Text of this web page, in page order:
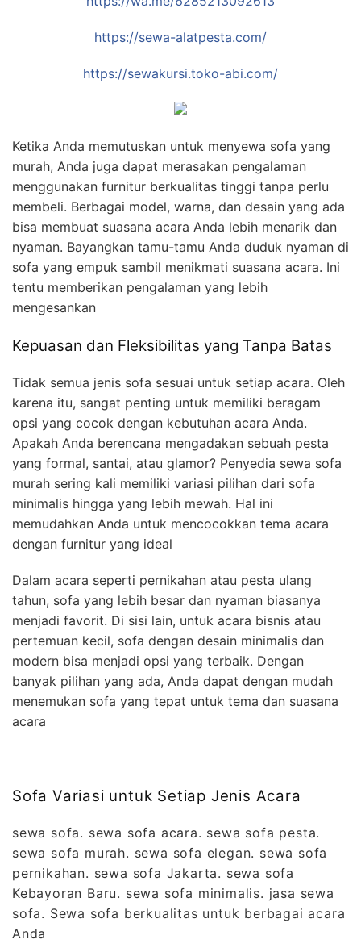
https://sewa-alatpesta.com/
https://sewakursi.toko-abi.com/
Ketika Anda memutuskan untuk menyewa sofa yang
murah, Anda juga dapat merasakan pengalaman
menggunakan furnitur berkualitas tinggi tanpa perlu
membeli. Berbagai model, warna, dan desain yang ada
bisa membuat suasana acara Anda lebih menarik dan
nyaman. Bayangkan tamu-tamu Anda duduk nyaman di
sofa yang empuk sambil menikmati suasana acara. Ini
tentu memberikan pengalaman yang lebih
mengesankan
Kepuasan dan Fleksibilitas yang Tanpa Batas
Tidak semua jenis sofa sesuai untuk setiap acara. Oleh
karena itu, sangat penting untuk memiliki beragam
opsi yang cocok dengan kebutuhan acara Anda.
Apakah Anda berencana mengadakan sebuah pesta
yang formal, santai, atau glamor? Penyedia sewa sofa
murah sering kali memiliki variasi pilihan dari sofa
minimalis hingga yang lebih mewah. Hal ini
memudahkan Anda untuk mencocokkan tema acara
dengan furnitur yang ideal
Dalam acara seperti pernikahan atau pesta ulang
tahun, sofa yang lebih besar dan nyaman biasanya
menjadi favorit. Di sisi lain, untuk acara bisnis atau
pertemuan kecil, sofa dengan desain minimalis dan
modern bisa menjadi opsi yang terbaik. Dengan
banyak pilihan yang ada, Anda dapat dengan mudah
menemukan sofa yang tepat untuk tema dan suasana
acara
Sofa Variasi untuk Setiap Jenis Acara
sewa sofa. sewa sofa acara. sewa sofa pesta.
sewa sofa murah. sewa sofa elegan. sewa sofa
pernikahan. sewa sofa Jakarta. sewa sofa
Kebayoran Baru. sewa sofa minimalis. jasa sewa
sofa. Sewa sofa berkualitas untuk berbagai acara
Anda